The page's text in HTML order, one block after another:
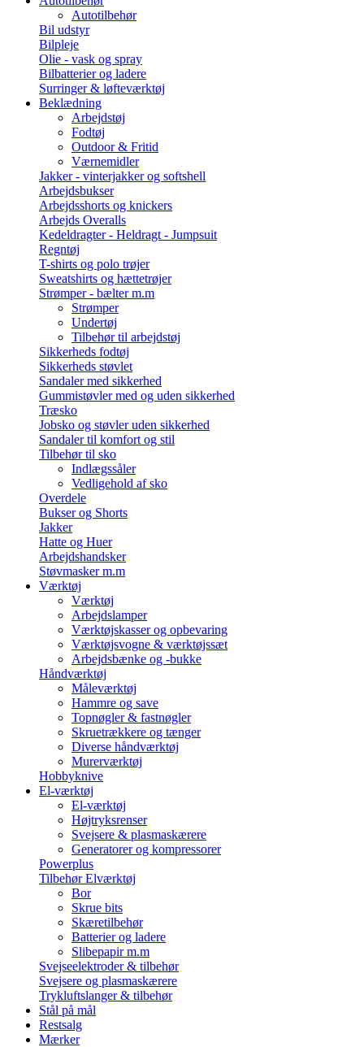
Autotilbehør
Bil udstyr
Bilpleje
Olie - vask og spray
Bilbatterier og ladere
Surringer & løfteværktøj
Beklædning
Arbejdstøj
Fodtøj
Outdoor & Fritid
Værnemidler
Jakker - vinterjakker og softshell
Arbejdsbukser
Arbejdsshorts og knickers
Arbejds Overalls
Kedeldragter - Heldragt - Jumpsuit
Regntøj
T-shirts og polo trøjer
Sweatshirts og hættetrøjer
Strømper - bælter m.m
Strømper
Undertøj
Tilbehør til arbejdstøj
Sikkerheds fodtøj
Sikkerheds støvlet
Sandaler med sikkerhed
Gummistøvler med og uden sikkerhed
Træsko
Jobsko og støvler uden sikkerhed
Sandaler til komfort og stil
Tilbehør til sko
Indlægssåler
Vedligehold af sko
Overdele
Bukser og Shorts
Jakker
Hatte og Huer
Arbejdshandsker
Støvmasker m.m
Værktøj
Værktøj
Arbejdslamper
Værktøjskasser og opbevaring
Værktøjsvogne & værktøjssæt
Arbejdsbænke og -bukke
Håndværktøj
Måleværktøj
Hammre og save
Topnøgler & fastnøgler
Skruetrækkere og tænger
Diverse håndværktøj
Murerværktøj
Hobbyknive
El-værktøj
El-værktøj
Højtryksrenser
Svejsere & plasmaskærere
Generatorer og kompressorer
Powerplus
Tilbehør Elværktøj
Bor
Skrue bits
Skæretilbehør
Batterier og ladere
Slibepapir m.m
Svejseelektroder & tilbehør
Svejsere og plasmaskærere
Trykluftslanger & tilbehør
Stål på mål
Restsalg
Mærker